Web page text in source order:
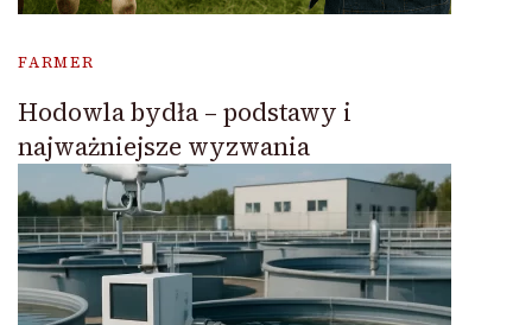
FARMER
Hodowla bydła – podstawy i
najważniejsze wyzwania